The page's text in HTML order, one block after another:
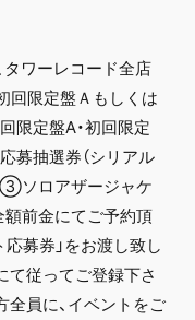
タワーレコード全店
回限定盤Ａもしくは
限定盤A・初回限定
募抽選券（シリアル
ソロアザージャケ
額前金にてご予約頂
募券」をお渡し致し
て従ってご登録下さ
員に、イベントをご